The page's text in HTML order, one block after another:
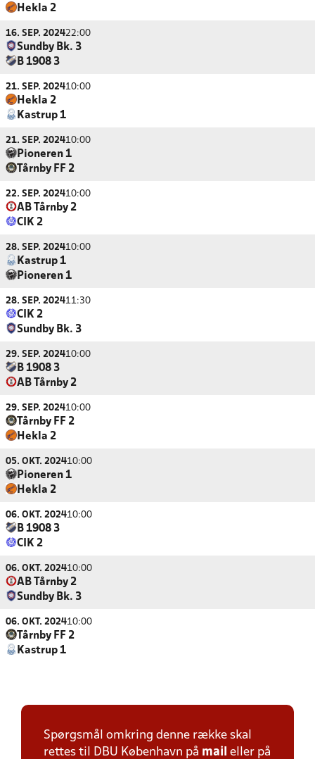
Hekla 2
16. SEP. 202422:00
Sundby Bk. 3
B 1908 3
21. SEP. 202410:00
Hekla 2
Kastrup 1
21. SEP. 202410:00
Pioneren 1
Tårnby FF 2
22. SEP. 202410:00
AB Tårnby 2
CIK 2
28. SEP. 202410:00
Kastrup 1
Pioneren 1
28. SEP. 202411:30
CIK 2
Sundby Bk. 3
29. SEP. 202410:00
B 1908 3
AB Tårnby 2
29. SEP. 202410:00
Tårnby FF 2
Hekla 2
05. OKT. 202410:00
Pioneren 1
Hekla 2
06. OKT. 202410:00
B 1908 3
CIK 2
06. OKT. 202410:00
AB Tårnby 2
Sundby Bk. 3
06. OKT. 202410:00
Tårnby FF 2
Kastrup 1
Spørgsmål omkring denne række skal
rettes til DBU København på mail eller på